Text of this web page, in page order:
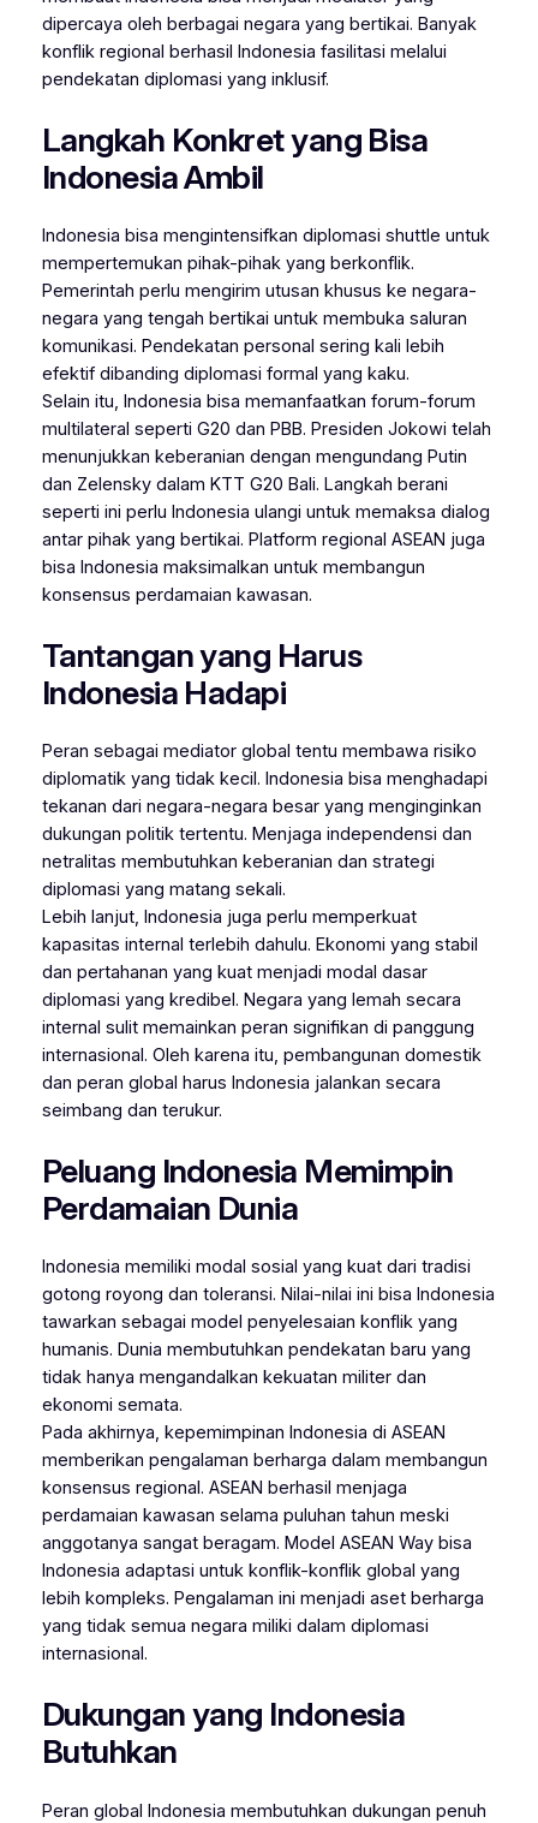
dipercaya oleh berbagai negara yang bertikai. Banyak
konflik regional berhasil Indonesia fasilitasi melalui
pendekatan diplomasi yang inklusif.
Langkah Konkret yang Bisa
Indonesia Ambil
Indonesia bisa mengintensifkan diplomasi shuttle untuk
mempertemukan pihak-pihak yang berkonflik.
Pemerintah perlu mengirim utusan khusus ke negara-
negara yang tengah bertikai untuk membuka saluran
komunikasi. Pendekatan personal sering kali lebih
efektif dibanding diplomasi formal yang kaku.
Selain itu, Indonesia bisa memanfaatkan forum-forum
multilateral seperti G20 dan PBB. Presiden Jokowi telah
menunjukkan keberanian dengan mengundang Putin
dan Zelensky dalam KTT G20 Bali. Langkah berani
seperti ini perlu Indonesia ulangi untuk memaksa dialog
antar pihak yang bertikai. Platform regional ASEAN juga
bisa Indonesia maksimalkan untuk membangun
konsensus perdamaian kawasan.
Tantangan yang Harus
Indonesia Hadapi
Peran sebagai mediator global tentu membawa risiko
diplomatik yang tidak kecil. Indonesia bisa menghadapi
tekanan dari negara-negara besar yang menginginkan
dukungan politik tertentu. Menjaga independensi dan
netralitas membutuhkan keberanian dan strategi
diplomasi yang matang sekali.
Lebih lanjut, Indonesia juga perlu memperkuat
kapasitas internal terlebih dahulu. Ekonomi yang stabil
dan pertahanan yang kuat menjadi modal dasar
diplomasi yang kredibel. Negara yang lemah secara
internal sulit memainkan peran signifikan di panggung
internasional. Oleh karena itu, pembangunan domestik
dan peran global harus Indonesia jalankan secara
seimbang dan terukur.
Peluang Indonesia Memimpin
Perdamaian Dunia
Indonesia memiliki modal sosial yang kuat dari tradisi
gotong royong dan toleransi. Nilai-nilai ini bisa Indonesia
tawarkan sebagai model penyelesaian konflik yang
humanis. Dunia membutuhkan pendekatan baru yang
tidak hanya mengandalkan kekuatan militer dan
ekonomi semata.
Pada akhirnya, kepemimpinan Indonesia di ASEAN
memberikan pengalaman berharga dalam membangun
konsensus regional. ASEAN berhasil menjaga
perdamaian kawasan selama puluhan tahun meski
anggotanya sangat beragam. Model ASEAN Way bisa
Indonesia adaptasi untuk konflik-konflik global yang
lebih kompleks. Pengalaman ini menjadi aset berharga
yang tidak semua negara miliki dalam diplomasi
internasional.
Dukungan yang Indonesia
Butuhkan
Peran global Indonesia membutuhkan dukungan penuh